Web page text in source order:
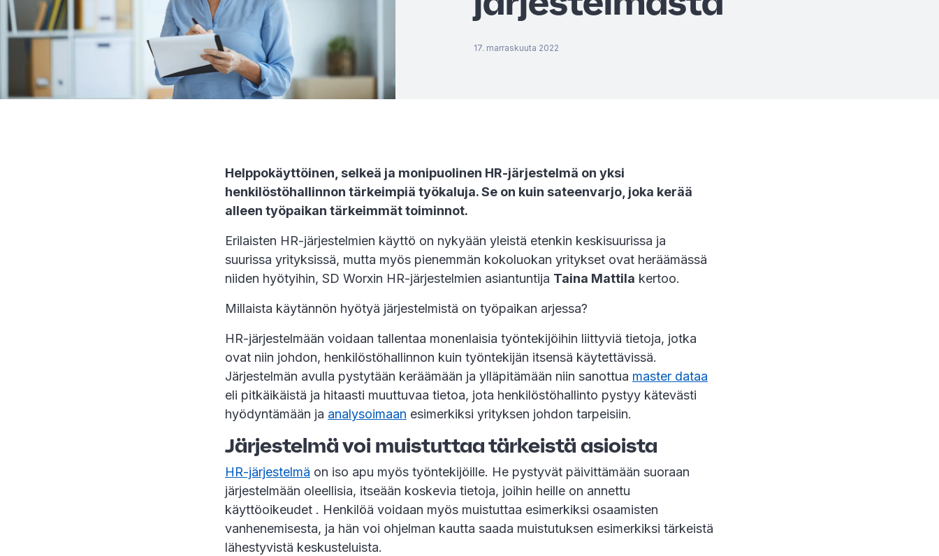
17. marraskuuta 2022
Helppokäyttöinen, selkeä ja monipuolinen HR-järjestelmä on yksi
henkilöstöhallinnon tärkeimpiä työkaluja. Se on kuin sateenvarjo, joka kerää
alleen työpaikan tärkeimmät toiminnot.
Erilaisten HR-järjestelmien käyttö on nykyään yleistä etenkin keskisuurissa ja
suurissa yrityksissä, mutta myös pienemmän kokoluokan yritykset ovat heräämässä
niiden hyötyihin, SD Worxin HR-järjestelmien asiantuntija Taina Mattila kertoo.
Millaista käytännön hyötyä järjestelmistä on työpaikan arjessa?
HR-järjestelmään voidaan tallentaa monenlaisia työntekijöihin liittyviä tietoja, jotka
ovat niin johdon, henkilöstöhallinnon kuin työntekijän itsensä käytettävissä.
Järjestelmän avulla pystytään keräämään ja ylläpitämään niin sanottua master dataa
eli pitkäikäistä ja hitaasti muuttuvaa tietoa, jota henkilöstöhallinto pystyy kätevästi
hyödyntämään ja analysoimaan esimerkiksi yrityksen johdon tarpeisiin.
Järjestelmä voi muistuttaa tärkeistä asioista
HR-järjestelmä on iso apu myös työntekijöille. He pystyvät päivittämään suoraan
järjestelmään oleellisia, itseään koskevia tietoja, joihin heille on annettu
käyttöoikeudet . Henkilöä voidaan myös muistuttaa esimerkiksi osaamisten
vanhenemisesta, ja hän voi ohjelman kautta saada muistutuksen esimerkiksi tärkeistä
lähestyvistä keskusteluista.